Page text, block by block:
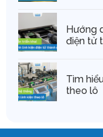
Hướng
điện tử
Tìm
theo lô